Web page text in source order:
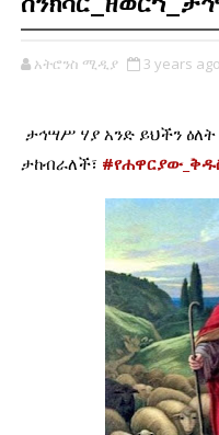
አትሮንስ ሚዲያ 3 years ago
ታኅሣሥ ሃያ አንድ ይህችን
ታከብራለች፣